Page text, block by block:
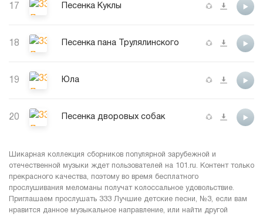
17 Песенка Куклы
18 Песенка пана Трулялинского
19 Юла
20 Песенка дворовых собак
Шикарная коллекция сборников популярной зарубежной и
отечественной музыки ждет пользователей на 101.ru. Контент только
прекрасного качества, поэтому во время бесплатного
прослушивания меломаны получат колоссальное удовольствие.
Приглашаем прослушать 333 Лучшие детские песни, №3, если вам
нравится данное музыкальное направление, или найти другой